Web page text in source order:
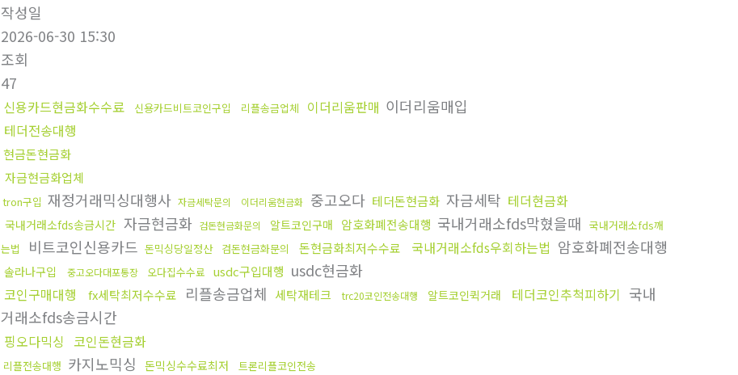
작성일
2026-06-30 15:30
조회
47
신용카드현금화수수료 신용카드비트코인구입 리플송금업체 이더리움판매 이더리움매입
테더전송대행
현금돈현금화
자금현금화업체
tron구입 재정거래믹싱대행사 자금세탁문의 이더리움현금화 중고오다 테더돈현금화 자금세탁 테더현금화
국내거래소fds송금시간 자금현금화 검돈현금화문의 알트코인구매 암호화폐전송대행 국내거래소fds막혔을때 국내거래소fds깨
는법
비트코인신용카드 돈믹싱당일정산 검돈현금화문의 돈현금화최저수수료 국내거래소fds우회하는법 암호화폐전송대행
솔라나구입 중고오다대포통장 오다집수수료 usdc구입대행 usdc현금화
코인구매대행 fx세탁최저수수료 리플송금업체 세탁재테크 trc20코인전송대행 알트코인퀵거래 테더코인추척피하기 국내
거래소fds송금시간
핑오다믹싱 코인돈현금화
리플전송대행 카지노믹싱 돈믹싱수수료최저 트론리플코인전송